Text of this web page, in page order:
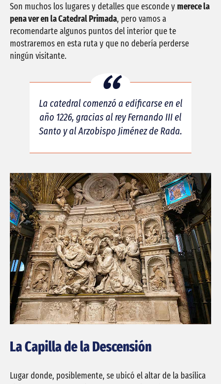
Son muchos los lugares y detalles que esconde ymerece la
pena ver en la Catedral Primada, pero vamos a
recomendarte algunos puntos del interior que te
mostraremos en esta ruta y que no debería perderse
ningún visitante.
La catedral comenzó a edificarse en el
año 1226, gracias al rey Fernando III el
Santo y al Arzobispo Jiménez de Rada.
La Capilla de la Descensión
Lugar donde, posiblemente, se ubicó el altar de la basílica